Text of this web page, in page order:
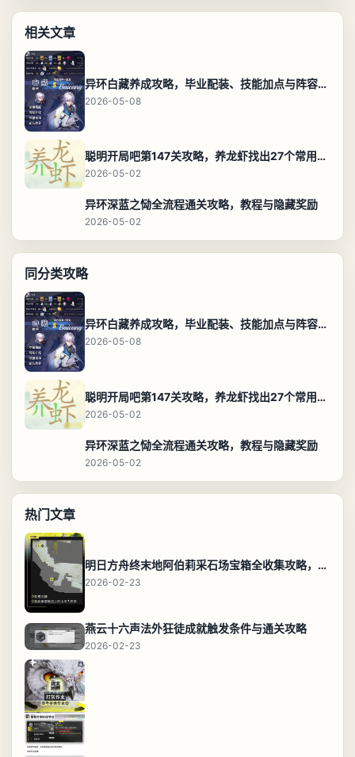
相关文章
异环白藏养成攻略，毕业配装、技能加点与阵容搭配保姆级解析
2026-05-08
聪明开局吧第147关攻略，养龙虾找出27个常用字通关答案
2026-05-02
异环深蓝之恸全流程通关攻略，教程与隐藏奖励
2026-05-02
同分类攻略
异环白藏养成攻略，毕业配装、技能加点与阵容搭配保姆级解析
2026-05-08
聪明开局吧第147关攻略，养龙虾找出27个常用字通关答案
2026-05-02
异环深蓝之恸全流程通关攻略，教程与隐藏奖励
2026-05-02
热门文章
明日方舟终末地阿伯莉采石场宝箱全收集攻略，全点位分布图与路线
2026-02-23
燕云十六声法外狂徒成就触发条件与通关攻略
2026-02-23